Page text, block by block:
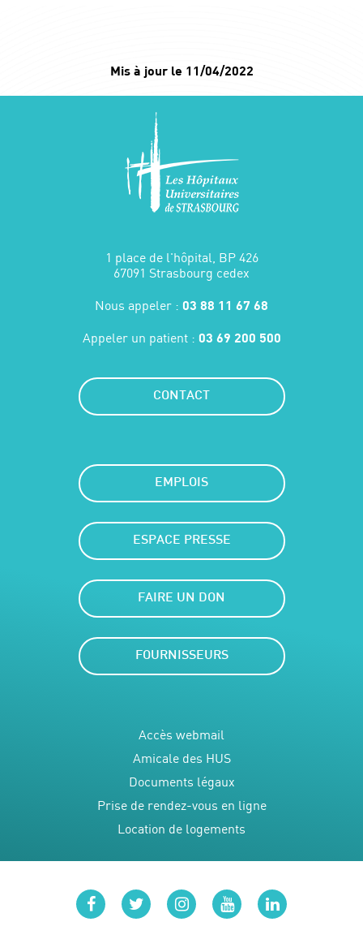
Mis à jour le 11/04/2022
1 place de l'hôpital, BP 426
67091 Strasbourg cedex
Nous appeler : 03 88 11 67 68
Appeler un patient : 03 69 200 500
CONTACT
EMPLOIS
ESPACE PRESSE
FAIRE UN DON
FOURNISSEURS
Accès webmail
Amicale des HUS
Documents légaux
Prise de rendez-vous en ligne
Location de logements
facebooktwitterinstagram
youtubelinkedin